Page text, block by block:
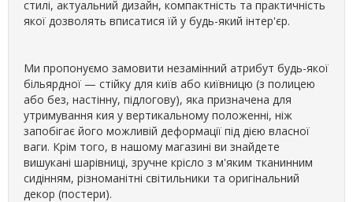
стилі, актуальний дизайн, компактність та практичність
якої дозволять вписатися їй у будь-який інтер'єр.
Ми пропонуємо замовити незамінний атрибут будь-якої
більярдної — стійку для київ або київницю (з полицею
або без, настінну, підлогову), яка призначена для
утримування кия у вертикальному положенні, ніж
запобігає його можливій деформації під дією власної
ваги. Крім того, в нашому магазині ви знайдете
вишукані шарівниці, зручне крісло з м'яким тканинним
сидінням, різноманітні світильники та оригінальний
декор (постери).